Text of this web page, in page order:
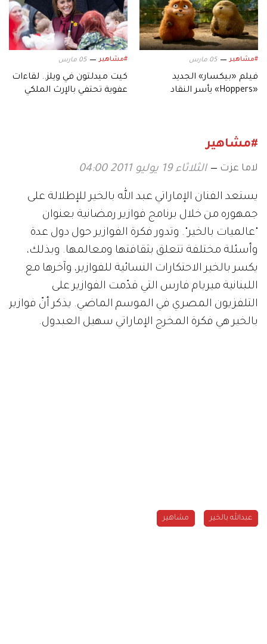
#مشاهير 05 مارس
فيلم «بيكسار» الجديد
«Hoppers» يأسر النقاد
#مشاهير 05 مارس
كيت ميدلتون في ويلز.. لقاءات
عفوية تحتفي بالإرث الملكي
#مشاهير
لاما عزت الثلاثاء 19 يوليو 2011 04:00
يستعد الفنان الإماراتي عبد الله بالخير للإطلالة على
جمهوره من خلال برنامج فوازير رمضانية بعنوان
"عالميات بالخير". وتدور فكرة الفوازير حول دول عدة
وأسئلة مختلفة تتعلق بثقافتها ومعالمها. وبذلك،
يكسر بالخير الاحتكارات النسائية للفوازير، وآخرها مع
اللبنانية ميريام فارس التي قدّمت الفوازير على
التلفزيون المصري في الموسم الماضي. يذكر أنّ فوازير
بالخير هي فكرة المخرج الإماراتي سهيل العبدول.
عبدالله بالخير مشاهير